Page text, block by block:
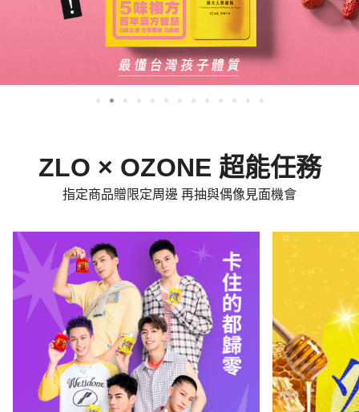
ZLO × OZONE 超能任務
指定商品贈限定周邊 再抽與偶像見面機會